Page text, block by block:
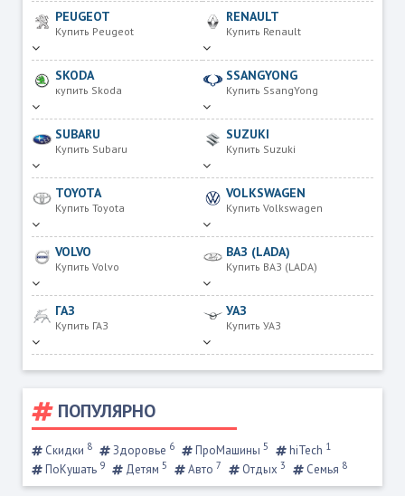
PEUGEOT
Купить Peugeot
RENAULT
Купить Renault
SKODA
купить Skoda
SSANGYONG
Купить SsangYong
SUBARU
Купить Subaru
SUZUKI
Купить Suzuki
TOYOTA
Купить Toyota
VOLKSWAGEN
Купить Volkswagen
VOLVO
Купить Volvo
ВАЗ (LADA)
Купить ВАЗ (LADA)
ГАЗ
Купить ГАЗ
УАЗ
Купить УАЗ
ПОПУЛЯРНО
Скидки 8 Здоровье 6 ПроМашины 5 hiTech 1
ПоКушать 9 Детям 5 Авто 7 Отдых 3 Семья 8